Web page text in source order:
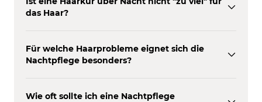
das Haar?
Für welche Haarprobleme eignet sich die
Nachtpflege besonders?
Wie oft sollte ich eine Nachtpflege